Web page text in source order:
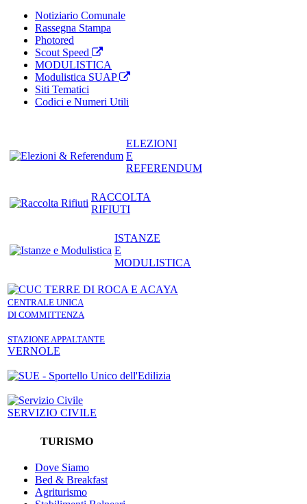
Notiziario Comunale
Rassegna Stampa
Photored
Scout Speed
MODULISTICA
Modulistica SUAP
Siti Tematici
Codici e Numeri Utili
ELEZIONI
E
REFERENDUM
RACCOLTA
RIFIUTI
ISTANZE
E
MODULISTICA
CENTRALE UNICA
DI COMMITTENZA
STAZIONE APPALTANTE
VERNOLE
SERVIZIO CIVILE
TURISMO
Dove Siamo
Bed & Breakfast
Agriturismo